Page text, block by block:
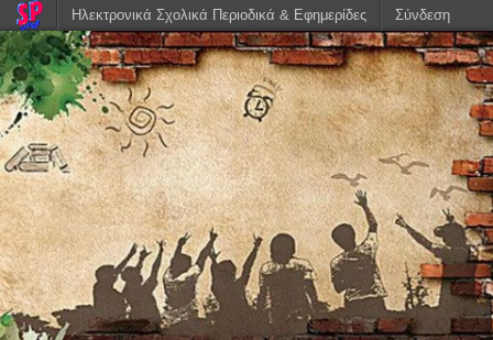
Ηλεκτρονικά Σχολικά Περιοδικά & Εφημερίδες Σύνδεση